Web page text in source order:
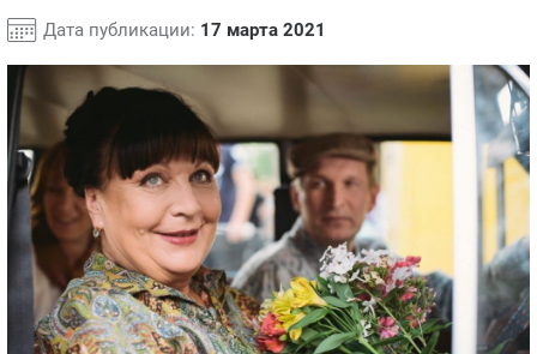
Дата публикации: 17 марта 2021